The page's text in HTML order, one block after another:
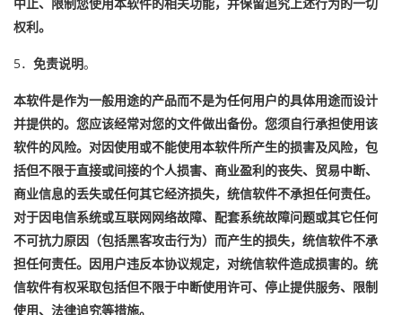
权利。
5． 免责说明。
本软件是作为一般用途的产品而不是为任何用户的具体用途而设计
并提供的。您应该经常对您的文件做出备份。您须自行承担使用该
软件的风险。对因使用或不能使用本软件所产生的损害及风险，包
括但不限于直接或间接的个人损害、商业盈利的丧失、贸易中断、
商业信息的丢失或任何其它经济损失，统信软件不承担任何责任。
对于因电信系统或互联网网络故障、配套系统故障问题或其它任何
不可抗力原因（包括黑客攻击行为）而产生的损失，统信软件不承
担任何责任。因用户违反本协议规定，对统信软件造成损害的。统
信软件有权采取包括但不限于中断使用许可、停止提供服务、限制
使用、法律追究等措施。